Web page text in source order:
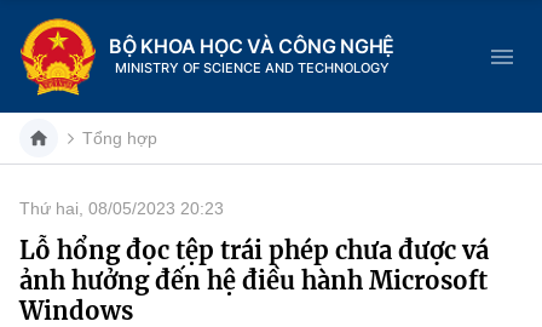
BỘ KHOA HỌC VÀ CÔNG NGHỆ
MINISTRY OF SCIENCE AND TECHNOLOGY
Danh mục
Trang chủ
Tổng hợp
Thứ hai, 08/05/2023 20:23
Lỗ hổng đọc tệp trái phép chưa được vá
ảnh hưởng đến hệ điều hành Microsoft
Windows